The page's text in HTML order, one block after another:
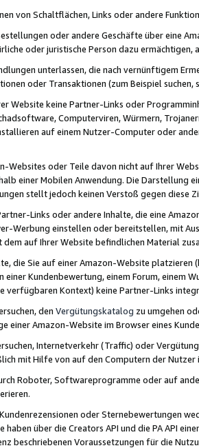
von Schaltflächen, Links oder andere
oder andere Geschäfte über eine
oder juristische Person dazu
unterlassen, die nach vernünftigem
oder Transaktionen (zum Beispiel
Website keine Partner-Links oder
Computerviren, Würmern,
auf einem Nutzer-Computer oder
Websites oder Teile davon nicht auf Ihrer
einer Mobilen Anwendung. Die Darstellung
stellt jedoch keinen Verstoß gegen diese
Links oder andere Inhalte, die eine
Werbung einstellen oder bereitstellen, mit
dem auf Ihrer Website befindlichen Material
die Sie auf einer Amazon-Website
einer Kundenbewertung, einem Forum, einem
verfügbaren Kontext) keine Partner-Links
den Vergütungskatalog zu umgehen
einer Amazon-Website im Browser eines
Internetverkehr (Traffic) oder
mit Hilfe von auf den Computern der
Roboter, Softwareprogramme oder auf
oder Sternebewertungen
haben über die Creators API und die PA API
beschriebenen Voraussetzungen für die